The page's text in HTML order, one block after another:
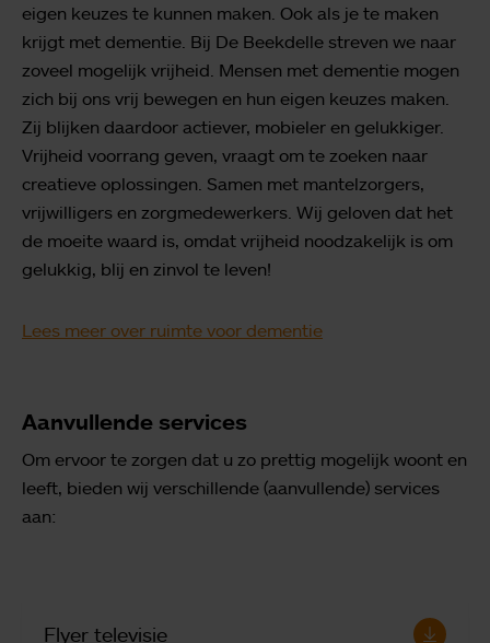
eigen keuzes te kunnen maken. Ook als je te maken
krijgt met dementie. Bij De Beekdelle streven we naar
zoveel mogelijk vrijheid. Mensen met dementie mogen
zich bij ons vrij bewegen en hun eigen keuzes maken.
Zij blijken daardoor actiever, mobieler en gelukkiger.
Vrijheid voorrang geven, vraagt om te zoeken naar
creatieve oplossingen. Samen met mantelzorgers,
vrijwilligers en zorgmedewerkers. Wij geloven dat het
de moeite waard is, omdat vrijheid noodzakelijk is om
gelukkig, blij en zinvol te leven!
Lees meer over ruimte voor dementie
Aanvullende services
Om ervoor te zorgen dat u zo prettig mogelijk woont en
leeft, bieden wij verschillende (aanvullende) services
aan:
Flyer televisie